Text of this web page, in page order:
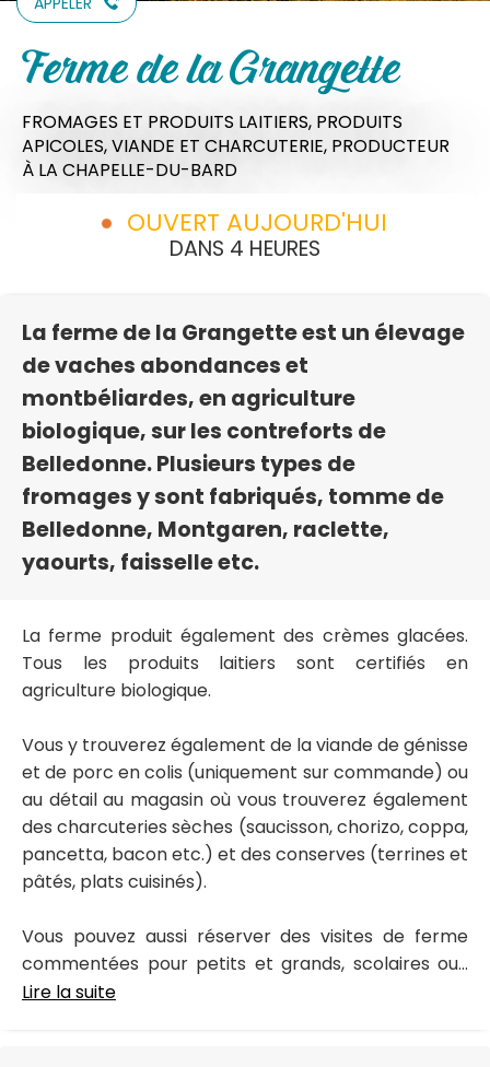
Ferme de la Grangette
FROMAGES ET PRODUITS LAITIERS, PRODUITS
APICOLES,VIANDE ET CHARCUTERIE, PRODUCTEUR
À LA CHAPELLE-DU-BARD
OUVERT AUJOURD'HUI
DANS 4 HEURES
La ferme de la Grangette est un élevage
de vaches abondances et
montbéliardes, en agriculture
biologique, sur les contreforts de
Belledonne. Plusieurs types de
fromages y sont fabriqués, tomme de
Belledonne, Montgaren, raclette,
yaourts, faisselle etc.
La ferme produit également des crèmes glacées.
Tous les produits laitiers sont certifiés en
agriculture biologique.
Vous y trouverez également de la viande de génisse
et de porc en colis (uniquement sur commande) ou
au détail au magasin où vous trouverez également
des charcuteries sèches (saucisson, chorizo, coppa,
pancetta, bacon etc.) et des conserves (terrines et
pâtés, plats cuisinés).
Vous pouvez aussi réserver des visites de ferme
commentées pour petits et grands, scolaires ou...
Lire la suite